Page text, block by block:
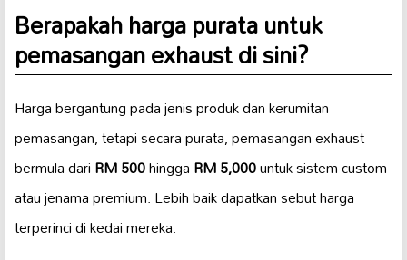
Berapakah harga purata untuk
pemasangan exhaust di sini?
Harga bergantung pada jenis produk dan kerumitan
pemasangan, tetapi secara purata, pemasangan exhaust
bermula dariRM 500hinggaRM 5,000untuk sistem custom
atau jenama premium. Lebih baik dapatkan sebut harga
terperinci di kedai mereka.